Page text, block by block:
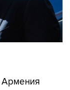
Армения